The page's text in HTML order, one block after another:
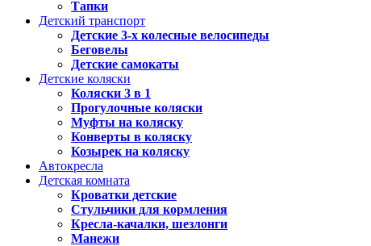
Тапки
Детский транспорт
Детские 3-х колесные велосипеды
Беговелы
Детские самокаты
Детские коляски
Коляски 3 в 1
Прогулочные коляски
Муфты на коляску
Конверты в коляску
Козырек на коляску
Автокресла
Детская комната
Кроватки детские
Стульчики для кормления
Кресла-качалки, шезлонги
Манежи